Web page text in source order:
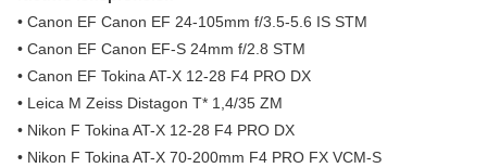
• Canon EF Canon EF 24-105mm f/3.5-5.6 IS STM
• Canon EF Canon EF-S 24mm f/2.8 STM
• Canon EF Tokina AT-X 12-28 F4 PRO DX
• Leica M Zeiss Distagon T* 1,4/35 ZM
• Nikon F Tokina AT-X 12-28 F4 PRO DX
• Nikon F Tokina AT-X 70-200mm F4 PRO FX VCM-S